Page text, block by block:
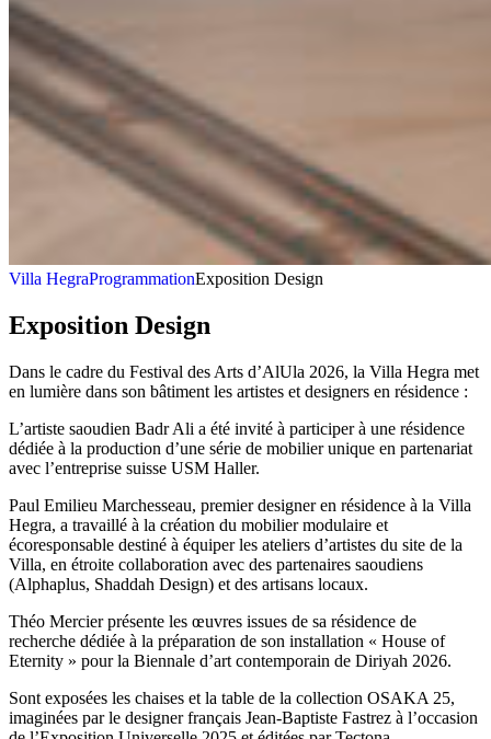
Villa HegraProgrammationExposition Design
Exposition Design
Dans le cadre du Festival des Arts d’AlUla 2026, la Villa Hegra met
en lumière dans son bâtiment les artistes et designers en résidence :
L’artiste saoudien Badr Ali a été invité à participer à une résidence
dédiée à la production d’une série de mobilier unique en partenariat
avec l’entreprise suisse USM Haller.
Paul Emilieu Marchesseau, premier designer en résidence à la Villa
Hegra, a travaillé à la création du mobilier modulaire et
écoresponsable destiné à équiper les ateliers d’artistes du site de la
Villa, en étroite collaboration avec des partenaires saoudiens
(Alphaplus, Shaddah Design) et des artisans locaux.
Théo Mercier présente les œuvres issues de sa résidence de
recherche dédiée à la préparation de son installation « House of
Eternity » pour la Biennale d’art contemporain de Diriyah 2026.
Sont exposées les chaises et la table de la collection OSAKA 25,
imaginées par le designer français Jean-Baptiste Fastrez à l’occasion